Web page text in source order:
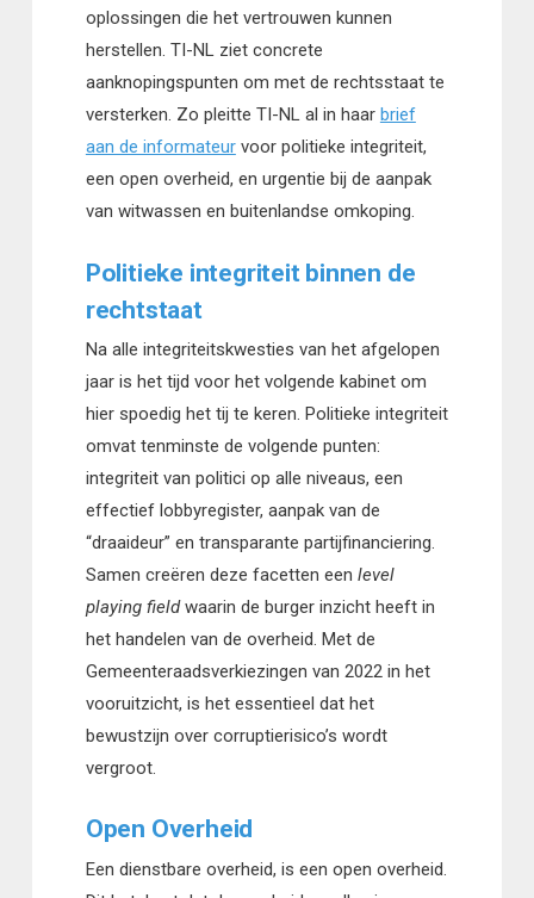
oplossingen die het vertrouwen kunnen
herstellen. TI-NL ziet concrete
aanknopingspunten om met de rechtsstaat te
versterken. Zo pleitte TI-NL al in haar brief
aan de informateurvoor politieke integriteit,
een open overheid, en urgentie bij de aanpak
van witwassen en buitenlandse omkoping.
Politieke integriteit binnen de
rechtstaat
Na alle integriteitskwesties van het afgelopen
jaar is het tijd voor het volgende kabinet om
hier spoedig het tij te keren. Politieke integriteit
omvat tenminste de volgende punten:
integriteit van politici op alle niveaus, een
effectief lobbyregister, aanpak van de
“draaideur” en transparante partijfinanciering.
Samen creëren deze facetten een level
playing fieldwaarin de burger inzicht heeft in
het handelen van de overheid. Met de
Gemeenteraadsverkiezingen van 2022 in het
vooruitzicht, is het essentieel dat het
bewustzijn over corruptierisico’s wordt
vergroot.
Open Overheid
Een dienstbare overheid, is een open overheid.